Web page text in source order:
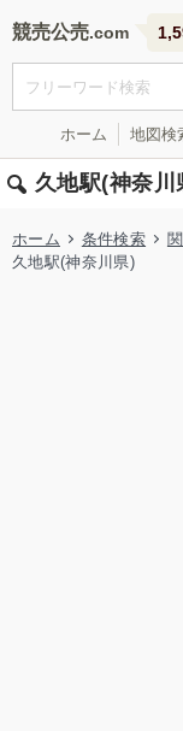
競売公売
ホーム 地図検
久地駅(神奈
ホーム 条件検索
久地駅(神奈川県)